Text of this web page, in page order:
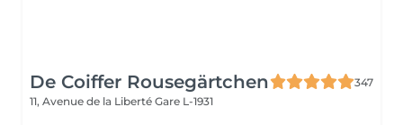
De Coiffer Rousegärtchen
347
11, Avenue de la Liberté Gare L-1931